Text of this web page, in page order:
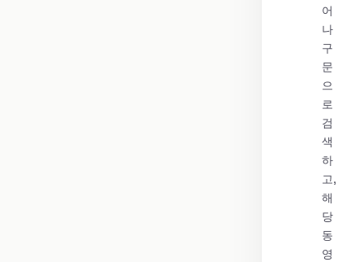
어
나
구
문
으
로
검
색
하
고,
해
당
동
영